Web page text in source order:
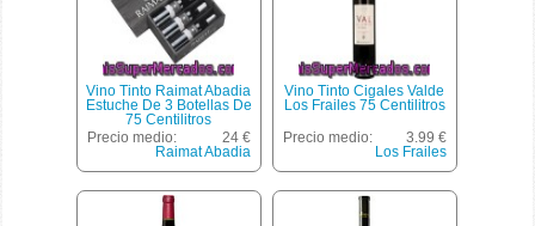
Vino Tinto Raimat Abadia
Estuche De 3 Botellas De
75 Centilitros
Precio medio:
24 €
Raimat Abadia
Vino Tinto Cigales Valde
Los Frailes 75 Centilitros
Precio medio:
3.99 €
Los Frailes